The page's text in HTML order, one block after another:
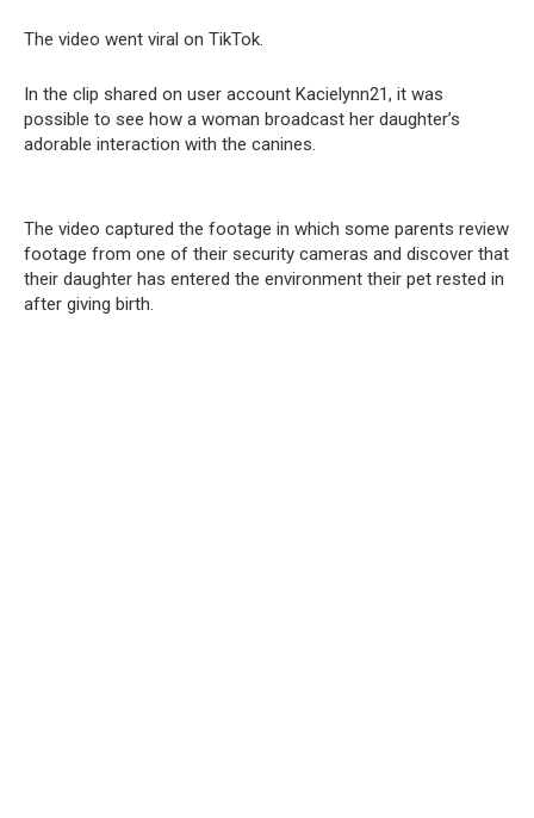
The video went viral on TikTok.
In the clip shared on user account Kacielynn21, it was
possible to see how a woman broadcast her daughter’s
adorable interaction with the canines.
The video captured the footage in which some parents review
footage from one of their security cameras and discover that
their daughter has entered the environment their pet rested in
after giving birth.